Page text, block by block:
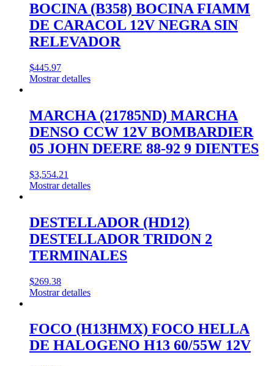
BOCINA (B358) BOCINA FIAMM
DE CARACOL 12V NEGRA SIN
RELEVADOR
$445.97
Mostrar detalles
MARCHA (21785ND) MARCHA
DENSO CCW 12V BOMBARDIER
05 JOHN DEERE 88-92 9 DIENTES
$3,554.21
Mostrar detalles
DESTELLADOR (HD12)
DESTELLADOR TRIDON 2
TERMINALES
$269.38
Mostrar detalles
FOCO (H13HMX) FOCO HELLA
DE HALOGENO H13 60/55W 12V